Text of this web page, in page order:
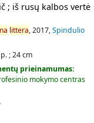
; iš rusų kalbos vertė
littera, 2017,Spindulio
; 24 cm
prieinamumas:
mokymo centras